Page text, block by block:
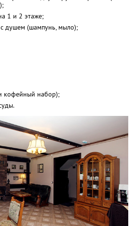
1 и 2 этаже;
душем (шампунь, мыло);
кофейный набор);